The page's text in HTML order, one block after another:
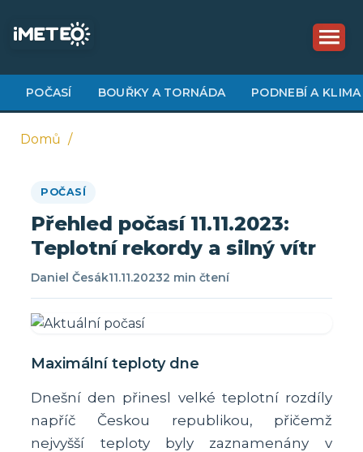
obsahu
POČASÍ BOUŘKY A TORNÁDA PODNEBÍ A KLIMA
navigace
Domů
POČASÍ
Přehled počasí 11.11.2023:
Teplotní rekordy a silný vítr
Daniel Česák11.11.20232 min čtení
Maximální teploty dne
Dnešní den přinesl velké teplotní rozdíly
napříč Českou republikou, přičemž
nejvyšší teploty byly zaznamenány v